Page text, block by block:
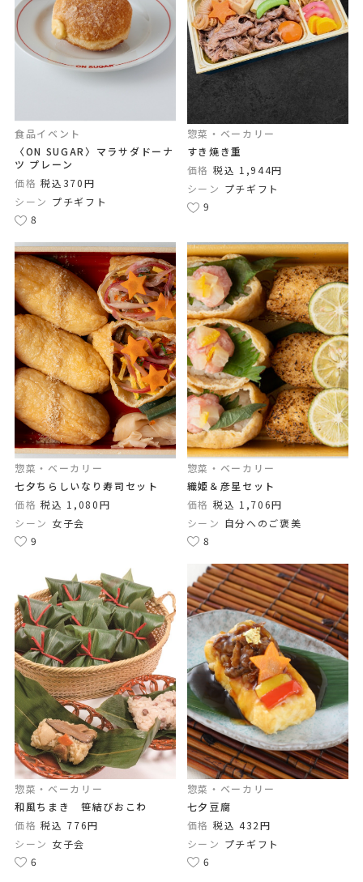
食品イベント
〈ON SUGAR〉マラサダドーナ
ツ プレーン
価格 税込370円
シーン プチギフト
8
惣菜・ベーカリー
すき焼き重
価格 税込 1,944円
シーン プチギフト
9
惣菜・ベーカリー
七夕ちらしいなり寿司セット
価格 税込 1,080円
シーン 女子会
9
惣菜・ベーカリー
織姫＆彦星セット
価格 税込 1,706円
シーン 自分へのご褒美
8
惣菜・ベーカリー
和風ちまき 笹結びおこわ
価格 税込 776円
シーン 女子会
6
惣菜・ベーカリー
七夕豆腐
価格 税込 432円
シーン プチギフト
6